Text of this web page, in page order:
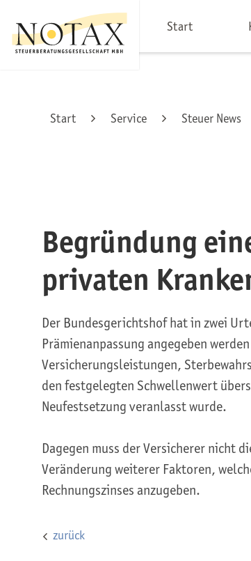
Start
Start Service Steuer News
Begründung
privaten
Der Bundesgerichtshof hat in zwei
Prämienanpassung angegeben
Versicherungsleistungen,
den festgelegten Schwellenwert
Neufestsetzung veranlasst wurde.
Dagegen muss der Versicherer nicht
Veränderung weiterer Faktoren,
Rechnungszinses anzugeben.
zurück